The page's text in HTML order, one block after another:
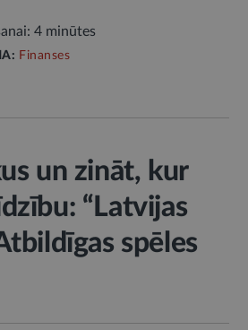
4 minūtes
Finanses
un zināt, kur
“Latvijas
spēles